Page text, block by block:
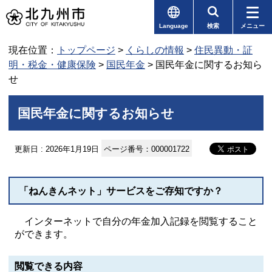
Language 検索 メニュー
現在位置： トップページ > くらしの情報 > 住民異動・証
明・税金・健康保険 > 国民年金 > 国民年金に関するお知ら
せ
国民年金に関するお知らせ
更新日 : 2026年1月19日 ページ番号：000001722
「ねんきんネット」サービスをご存知ですか？
インターネットで自分の年金加入記録を閲覧すること
ができます。
閲覧できる内容